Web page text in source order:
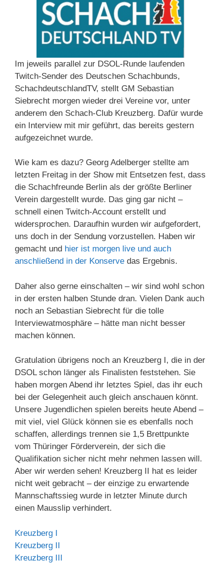
Im jeweils parallel zur DSOL-Runde laufenden
Twitch-Sender des Deutschen Schachbunds,
SchachdeutschlandTV, stellt GM Sebastian
Siebrecht morgen wieder drei Vereine vor, unter
anderem den Schach-Club Kreuzberg. Dafür wurde
ein Interview mit mir geführt, das bereits gestern
aufgezeichnet wurde.
Wie kam es dazu? Georg Adelberger stellte am
letzten Freitag in der Show mit Entsetzen fest, dass
die Schachfreunde Berlin als der größte Berliner
Verein dargestellt wurde. Das ging gar nicht –
schnell einen Twitch-Account erstellt und
widersprochen. Daraufhin wurden wir aufgefordert,
uns doch in der Sendung vorzustellen. Haben wir
gemacht und hier ist morgen live und auch
anschließend in der Konserve das Ergebnis.
Daher also gerne einschalten – wir sind wohl schon
in der ersten halben Stunde dran. Vielen Dank auch
noch an Sebastian Siebrecht für die tolle
Interviewatmosphäre – hätte man nicht besser
machen können.
Gratulation übrigens noch an Kreuzberg I, die in der
DSOL schon länger als Finalisten feststehen. Sie
haben morgen Abend ihr letztes Spiel, das ihr euch
bei der Gelegenheit auch gleich anschauen könnt.
Unsere Jugendlichen spielen bereits heute Abend –
mit viel, viel Glück können sie es ebenfalls noch
schaffen, allerdings trennen sie 1,5 Brettpunkte
vom Thüringer Förderverein, der sich die
Qualifikation sicher nicht mehr nehmen lassen will.
Aber wir werden sehen! Kreuzberg II hat es leider
nicht weit gebracht – der einzige zu erwartende
Mannschaftssieg wurde in letzter Minute durch
einen Mausslip verhindert.
Kreuzberg I
Kreuzberg II
Kreuzberg III